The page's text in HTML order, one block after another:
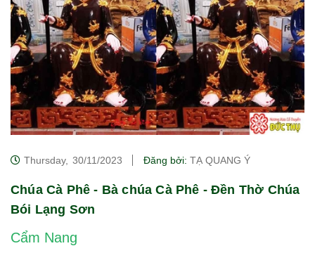
Thursday, 30/11/2023 Đăng bởi: TẠ QUANG Ý
Chúa Cà Phê - Bà chúa Cà Phê - Đền Thờ Chúa
Bói Lạng Sơn
Cẩm Nang